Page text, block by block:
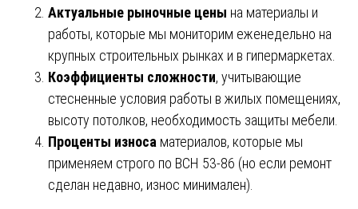
Актуальные рыночные цены на материалы и
работы, которые мы мониторим еженедельно на
крупных строительных рынках и в гипермаркетах.
Коэффициенты сложности, учитывающие
стесненные условия работы в жилых помещениях,
высоту потолков, необходимость защиты мебели.
Проценты износа материалов, которые мы
применяем строго по ВСН 53-86 (но если ремонт
сделан недавно, износ минимален).